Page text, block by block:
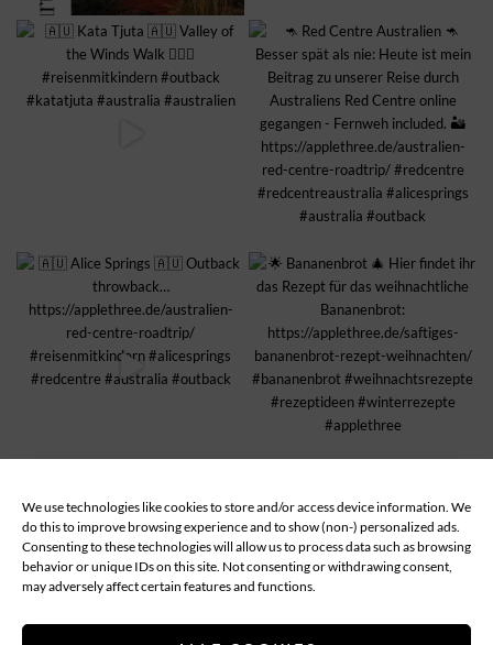
We use technologies like cookies to store and/or access device information. We
do this to improve browsing experience and to show (non-) personalized ads.
Consenting to these technologies will allow us to process data such as browsing
behavior or unique IDs on this site. Not consenting or withdrawing consent,
may adversely affect certain features and functions.
MEHR LADEN... Follow
ABOUT DATENSCHUTZ
IMPRESSUM
COOKIE-RICHTLINIE (EU)